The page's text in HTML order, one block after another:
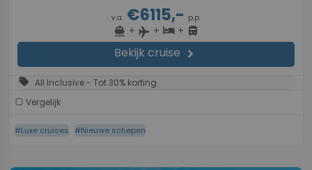
v.a. €6115,- p.p.
directions_boat + flight + hotel+ directions_bus
Bekijk cruise chevron_right
sell All Inclusive - Tot 30% korting
Vergelijk
#Luxe cruises #Nieuwe schepen